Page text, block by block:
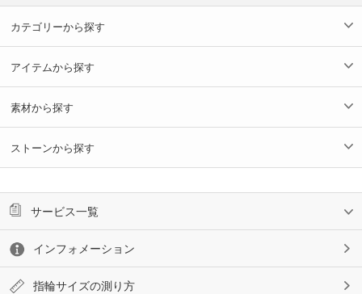
カテゴリーから探す
アイテムから探す
素材から探す
ストーンから探す
サービス一覧
インフォメーション
指輪サイズの測り方